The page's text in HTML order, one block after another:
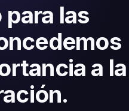
para las
a la